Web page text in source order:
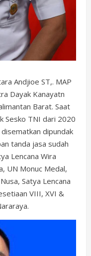
Andjioe ST,. MAP
Dayak Kanayatn
Barat. Saat
Sesko TNI dari 2020
dipundak
tanda jasa sudah
Lencana Wira
UN Monuc Medal,
Satya Lencana
VIII, XVI &